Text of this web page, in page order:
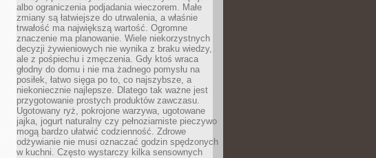
albo ograniczenia podjadania wieczorem. Małe
zmiany są łatwiejsze do utrwalenia, a właśnie
trwałość ma największą wartość. Ogromne
znaczenie ma planowanie. Wiele niekorzystnych
decyzji żywieniowych nie wynika z braku wiedzy,
ale z pośpiechu i zmęczenia. Gdy ktoś wraca
głodny do domu i nie ma żadnego pomysłu na
posiłek, łatwo sięga po to, co najszybsze, a
niekoniecznie najlepsze. Dlatego tak ważne jest
przygotowanie prostych produktów zawczasu.
Ugotowany ryż, pokrojone warzywa, ugotowane
jajka, jogurt naturalny czy pełnoziarniste pieczywo
mogą bardzo ułatwić codzienność. Zdrowe
odżywianie nie musi oznaczać godzin spędzonych
w kuchni. Często wystarczy kilka sensownych